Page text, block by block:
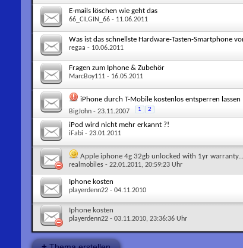
E-mails löschen wie geht das
66_CILGIN_66 - 11.06.2011
Was ist das schnellste Hardware-Tasten-Smartphone
regaa - 10.06.2011
Fragen zum Iphone & Zubehör
MarcBoy111 - 16.05.2011
iPhone durch T-Mobile kostenlos entsperren lassen
BigJohn - 23.11.2007 1 2
iPod wird nicht mehr erkannt ?!
iFabi - 23.01.2011
Apple iphone 4g 32gb unlocked with 1yr
realmobiles - 22.01.2011, 20:59:23 Uhr
Iphone kosten
playerdenn22 - 04.11.2010
Iphone kosten
playerdenn22 - 03.11.2010, 23:36:36 Uhr